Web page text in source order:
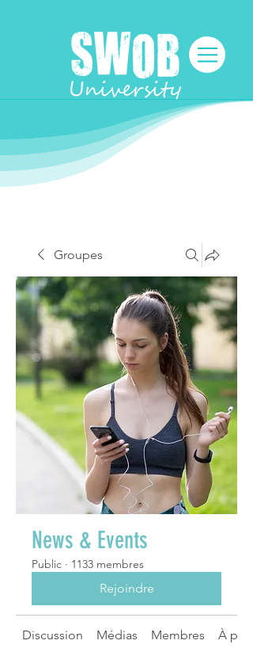
Groupes
News & Events
Public · 1133 membres
Rejoindre
Discussion Médias Membres À